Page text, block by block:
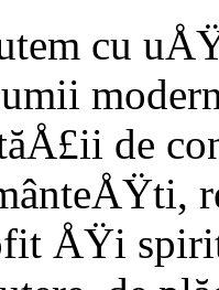
cu
de
ÅŸi